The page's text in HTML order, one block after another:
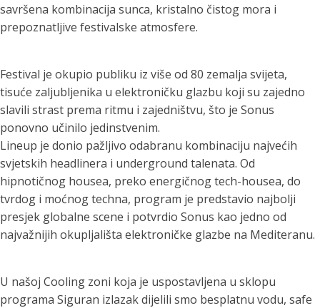
savršena kombinacija sunca, kristalno čistog mora i
prepoznatljive festivalske atmosfere.
Festival je okupio publiku iz više od 80 zemalja svijeta,
tisuće zaljubljenika u elektroničku glazbu koji su zajedno
slavili strast prema ritmu i zajedništvu, što je Sonus
ponovno učinilo jedinstvenim.
Lineup je donio pažljivo odabranu kombinaciju najvećih
svjetskih headlinera i underground talenata. Od
hipnotičnog housea, preko energičnog tech-housea, do
tvrdog i moćnog techna, program je predstavio najbolji
presjek globalne scene i potvrdio Sonus kao jedno od
najvažnijih okupljališta elektroničke glazbe na Mediteranu.
U našoj Cooling zoni koja je uspostavljena u sklopu
programa Siguran izlazak dijelili smo besplatnu vodu, safe